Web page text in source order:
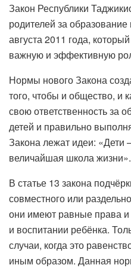
Закон Республики
родителей за
августа 2011 года,
важную и эффективную
Нормы нового Закона
того, чтобы и общество, и
свою ответственность за
детей и правильно
Закона лежат идеи: «Дети
величайшая школа жизни».
В статье 13 закона
совместного или
они имеют равные права и
и воспитании ребёнка.
случаи, когда это
иным образом. Данная